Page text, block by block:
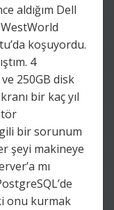
aldığım Dell
koşuyordu.
4
250GB disk
bir kaç yıl
bir sorunum
şeyi makineye
mı
onu kurmak